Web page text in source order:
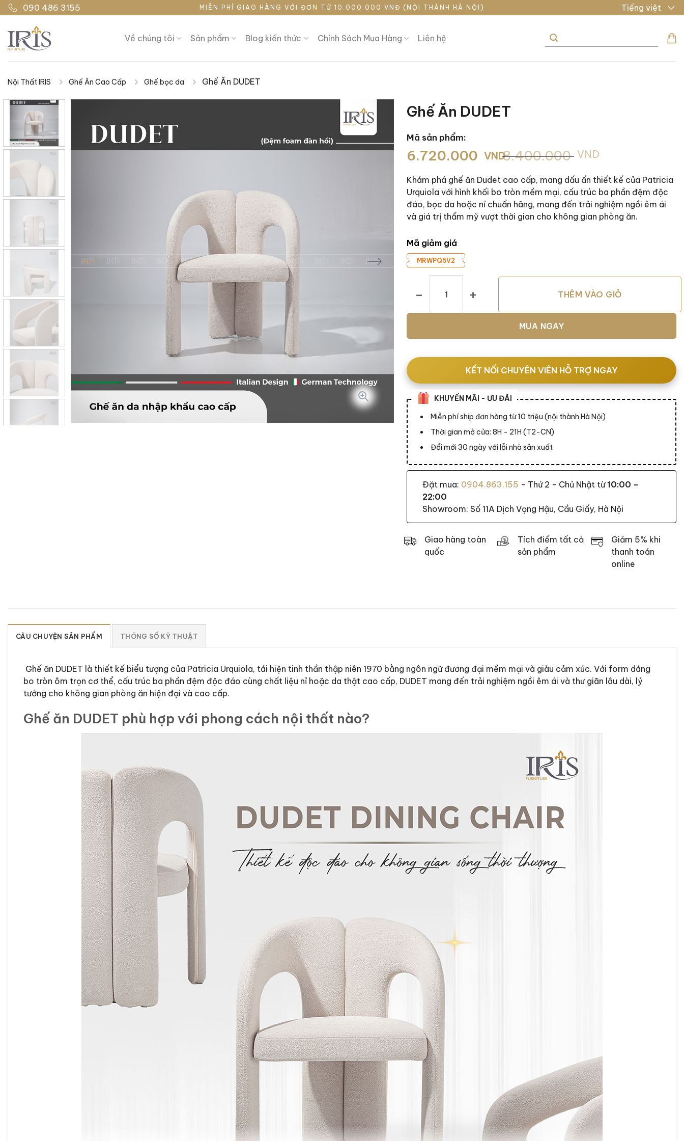
Bỏ
qua
nội
dung
090 486 3155 MIỄN PHÍ GIAO HÀNG VỚI ĐƠN TỪ 10.000.000 VNĐ (NỘI THÀNH HÀ NỘI) Tiếng việt
Về chúng tôi Sản phẩm Blog kiến thức Chính Sách Mua Hàng Liên hệ
kiếm:
Nội Thất IRIS Ghế Ăn Cao Cấp Ghế bọc da Ghế Ăn DUDET
Ghế Ăn DUDET
Mã sản phẩm:
8.400.000 VND
Giá
là:
8.400.000 VND.
6.720.000 VND
Giá
tại
là:
6.720.000 VND.
Khám phá ghế ăn Dudet cao cấp, mang dấu ấn thiết kế của Patricia
Urquiola với hình khối bo tròn mềm mại, cấu trúc ba phần đệm độc
đáo, bọc da hoặc nỉ chuẩn hãng, mang đến trải nghiệm ngồi êm ái
và giá trị thẩm mỹ vượt thời gian cho không gian phòng ăn.
Mã giảm giá
MRWPQ5V2
THÊM VÀO GIỎ
MUA NGAY
KẾT NỐI CHUYÊN VIÊN HỖ TRỢ NGAY
KHUYẾN MÃI - ƯU ĐÃI
Miễn phí ship đơn hàng từ 10 triệu (nội thành Hà Nội)
Thời gian mở cửa: 8H - 21H (T2-CN)
Đổi mới 30 ngày với lỗi nhà sản xuất
Đặt mua: 0904.863.155 - Thứ 2 - Chủ Nhật từ10:00 –
22:00
Showroom: Số 11A Dịch Vọng Hậu, Cầu Giấy, Hà Nội
Giao hàng toàn
quốc
Tích điểm tất cả
sản phẩm
Giảm 5% khi
thanh toán
online
CÂU CHUYỆN SẢN PHẨM THÔNG SỐ KỸ THUẬT
Ghế ăn DUDET là thiết kế biểu tượng của Patricia Urquiola, tái hiện tinh thần thập niên 1970 bằng ngôn ngữ đương đại mềm mại và giàu cảm xúc. Với form dáng
bo tròn ôm trọn cơ thể, cấu trúc ba phần đệm độc đáo cùng chất liệu nỉ hoặc da thật cao cấp, DUDET mang đến trải nghiệm ngồi êm ái và thư giãn lâu dài, lý
tưởng cho không gian phòng ăn hiện đại và cao cấp.
Ghế ăn DUDET phù hợp với phong cách nội thất nào?